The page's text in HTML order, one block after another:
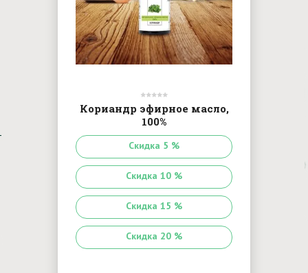
Скидка 5 %
Скидка 10 %
Скидка 15 %
Скидка 20 %
Кориандр эфирное масло,
100%